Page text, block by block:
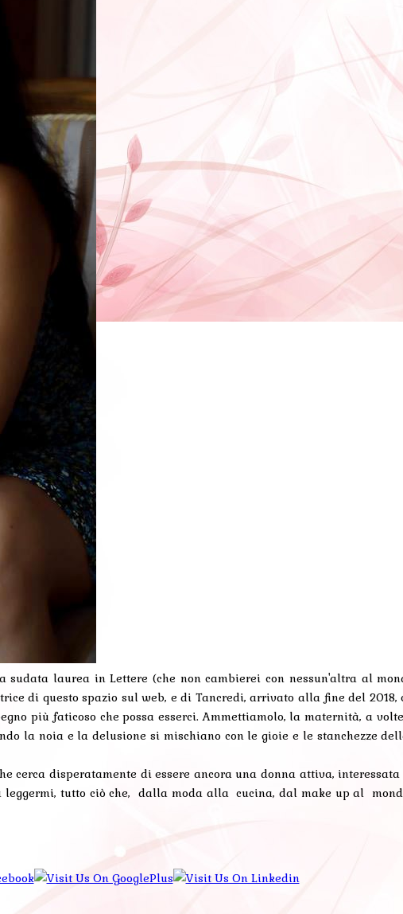
sudata laurea in Lettere (che non cambierei con nessun'altra al
di questo spazio sul web, e di Tancredi, arrivato alla fine del
più faticoso che possa esserci. Ammettiamolo, la maternità, a
la noia e la delusione si mischiano con le gioie e le stanchezze
disperatamente di essere ancora una donna attiva, interessata
leggermi, tutto ciò che, dalla moda alla cucina, dal make up al